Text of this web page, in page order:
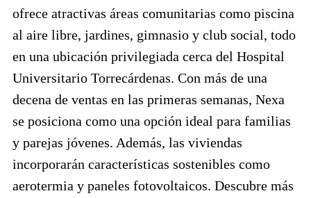
ofrece atractivas áreas comunitarias como piscina
al aire libre, jardines, gimnasio y club social, todo
en una ubicación privilegiada cerca del Hospital
Universitario Torrecárdenas. Con más de una
decena de ventas en las primeras semanas, Nexa
se posiciona como una opción ideal para familias
y parejas jóvenes. Además, las viviendas
incorporarán características sostenibles como
aerotermia y paneles fotovoltaicos. Descubre más